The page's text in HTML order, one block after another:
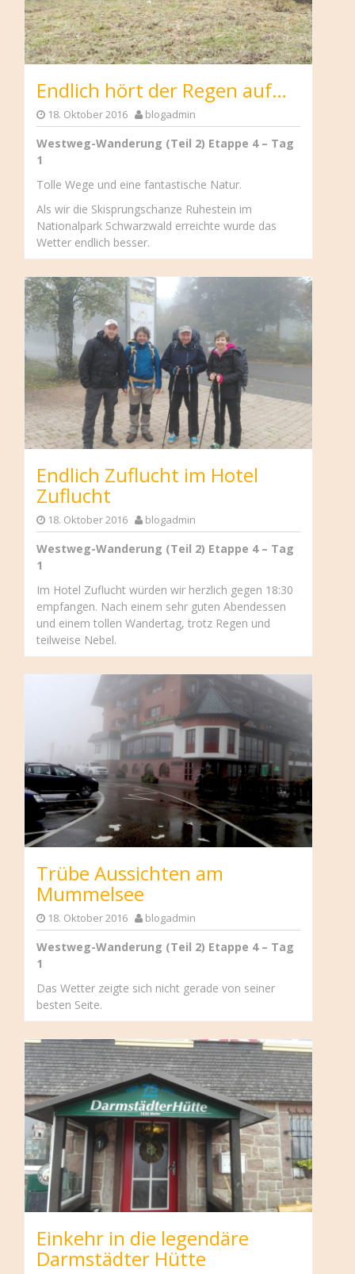
Endlich hört der Regen auf…
18. Oktober 2016 blogadmin
Westweg-Wanderung (Teil 2) Etappe 4 – Tag
1
Tolle Wege und eine fantastische Natur.
Als wir die Skisprungschanze Ruhestein im
Nationalpark Schwarzwald erreichte wurde das
Wetter endlich besser.
Endlich Zuflucht im Hotel
Zuflucht
18. Oktober 2016 blogadmin
Westweg-Wanderung (Teil 2) Etappe 4 – Tag
1
Im Hotel Zuflucht würden wir herzlich gegen 18:30
empfangen. Nach einem sehr guten Abendessen
und einem tollen Wandertag, trotz Regen und
teilweise Nebel.
Trübe Aussichten am
Mummelsee
18. Oktober 2016 blogadmin
Westweg-Wanderung (Teil 2) Etappe 4 – Tag
1
Das Wetter zeigte sich nicht gerade von seiner
besten Seite.
Einkehr in die legendäre
Darmstädter Hütte